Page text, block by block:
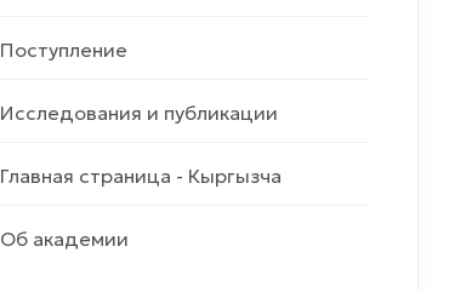
Поступление
Исследования и публикации
Главная страница - Кыргызча
Об академии